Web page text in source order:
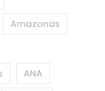
Amazonas
ANA